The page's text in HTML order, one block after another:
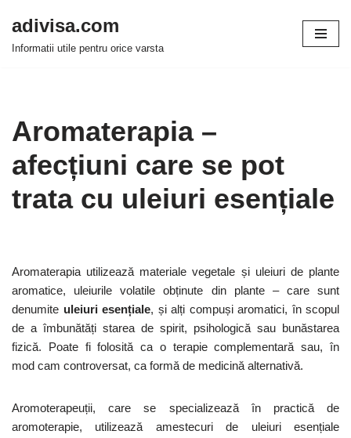
Sari
adivisa.com
Informatii utile pentru orice varsta
Aromaterapia –
afecțiuni care se pot
trata cu uleiuri esențiale
Aromaterapia utilizează materiale vegetale și uleiuri de plante
aromatice, uleiurile volatile obținute din plante – care sunt
denumite uleiuri esențiale, și alți compuși aromatici, în scopul
de a îmbunătăți starea de spirit, psihologică sau bunăstarea
fizică. Poate fi folosită ca o terapie complementară sau, în
mod cam controversat, ca formă de medicină alternativă.
Aromoterapeuții, care se specializează în practică de
aromoterapie, utilizează amestecuri de uleiuri esențiale